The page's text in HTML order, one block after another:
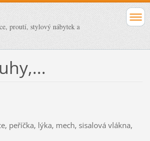
proutí, stylový nábytek a
peříčka, lýka, mech, sisalová vlákna,